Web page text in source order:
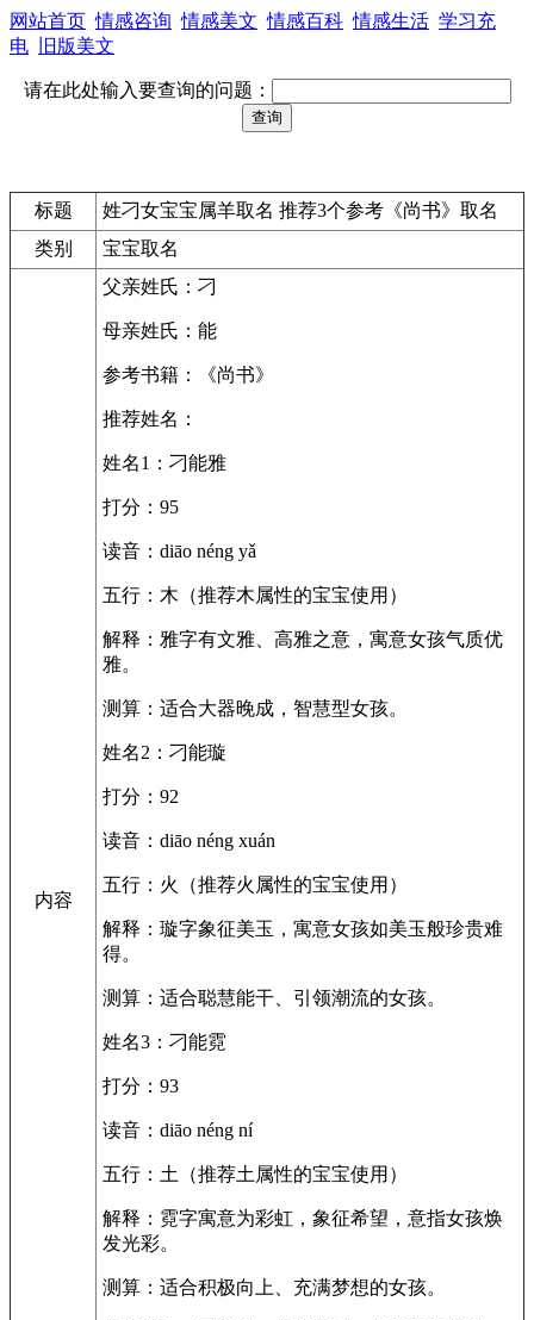
网站首页 情感咨询 情感美文 情感百科 情感生活 学习充
电
旧版美文
请在此处输入要查询的问题：
标题
姓刁女宝宝属羊取名 推荐3个参考《尚书》取名
类别
宝宝取名
内容
父亲姓氏：刁
母亲姓氏：能
参考书籍：《尚书》
推荐姓名：
姓名1：刁能雅
打分：95
读音：diāo néng yǎ
五行：木（推荐木属性的宝宝使用）
解释：雅字有文雅、高雅之意，寓意女孩气质优
雅。
测算：适合大器晚成，智慧型女孩。
姓名2：刁能璇
打分：92
读音：diāo néng xuán
五行：火（推荐火属性的宝宝使用）
解释：璇字象征美玉，寓意女孩如美玉般珍贵难
得。
测算：适合聪慧能干、引领潮流的女孩。
姓名3：刁能霓
打分：93
读音：diāo néng ní
五行：土（推荐土属性的宝宝使用）
解释：霓字寓意为彩虹，象征希望，意指女孩焕
发光彩。
测算：适合积极向上、充满梦想的女孩。